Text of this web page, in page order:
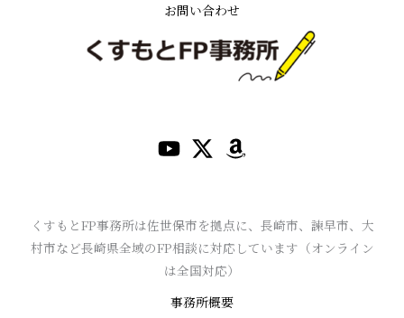
お問い合わせ
くすもとFP事務所は佐世保市を拠点に、長崎市、諫早市、大
村市など長崎県全域のFP相談に対応しています（オンライン
は全国対応）
事務所概要